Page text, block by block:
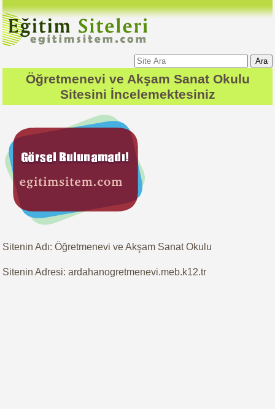
Ara
Öğretmenevi ve Akşam Sanat Okulu
Sitesini İncelemektesiniz
Sitenin Adı: Öğretmenevi ve Akşam Sanat Okulu
Sitenin Adresi: ardahanogretmenevi.meb.k12.tr